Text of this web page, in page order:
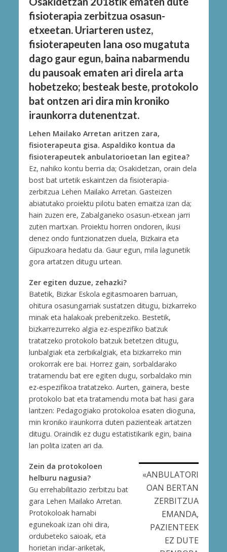
fisioterapia zerbitzua osasun-
etxeetan. Uriarteren ustez,
fisioterapeuten lana oso mugatuta
dago gaur egun, baina nabarmendu
du pausoak ematen ari direla arta
hobetzeko; besteak beste, protokolo
bat ontzen ari dira min kroniko
iraunkorra dutenentzat.
Lehen Mailako Arretan aritzen zara,
fisioterapeuta gisa. Aspaldiko kontua da
fisioterapeutek anbulatorioetan lan egitea?
Ez, nahiko kontu berria da; Osakidetzan, orain dela
bost bat urtetik eskaintzen da fisioterapia-
zerbitzua Lehen Mailako Arretan. Gasteizen
abiatutako proiektu pilotu baten emaitza izan da;
hain zuzen ere, Zabalganeko osasun-etxean jarri
zuten martxan. Proiektu horren ondoren, ikusi
denez ondo funtzionatzen duela, Bizkaira eta
Gipuzkoara hedatu da. Gaur egun, mila lagunetik
gora artatzen ditugu urtean.
Zer egiten duzue, zehazki?
Batetik, Bizkar Eskola egitasmoaren barruan,
ohitura osasungarriak sustatzen ditugu, bizkarreko
minak eta halakoak prebenitzeko. Bestetik,
bizkarrezurreko algia ez-espezifiko batzuk
tratatzeko protokolo batzuk betetzen ditugu,
lunbalgiak eta zerbikalgiak, eta bizkarreko min
orokorrak ere bai. Horrez gain, sorbaldarako
tratamendu bat ere egiten dugu, sorbaldako min
ez-espezifikoa tratatzeko. Aurten, gainera, beste
protokolo bat eta tratamendu mota bat hasi gara
lantzen: Pedagogiako protokoloa esaten dioguna,
min kroniko iraunkorra duten pazienteak artatzen
ditugu. Oraindik ez dugu estatistikarik egin, baina
lan polita izaten ari da.
«ANBULATORI
OAN BERTAN
ZERBITZUA
EMANDA,
PAZIENTEEK
EZ DUTE
Zein da protokoloen
helburu nagusia?
Gu errehabilitazio zerbitzu bat
gara Lehen Mailako Arretan.
Protokoloak hamabi
egunekoak izan ohi dira,
ordubeteko saioak, eta
horietan indar-ariketak,